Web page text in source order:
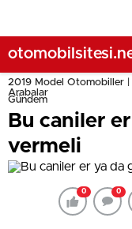
2019 Model Otomobiller
Arabalar
Gündem
Bu caniler
vermeli
0 0